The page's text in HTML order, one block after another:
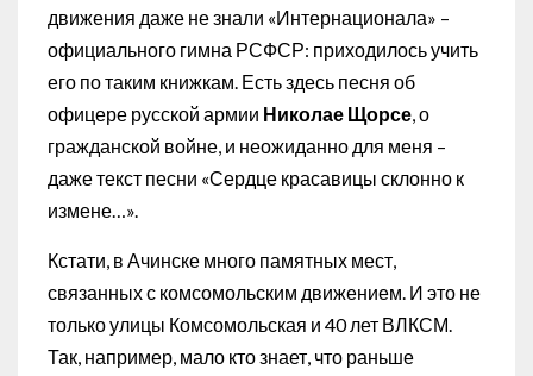
движения даже не знали «Интернационала» –
официального гимна РСФСР: приходилось учить
его по таким книжкам. Есть здесь песня об
офицере русской армии Николае Щорсе, о
гражданской войне, и неожиданно для меня –
даже текст песни «Сердце красавицы склонно к
измене…».
Кстати, в Ачинске много памятных мест,
связанных с комсомольским движением. И это не
только улицы Комсомольская и 40 лет ВЛКСМ.
Так, например, мало кто знает, что раньше